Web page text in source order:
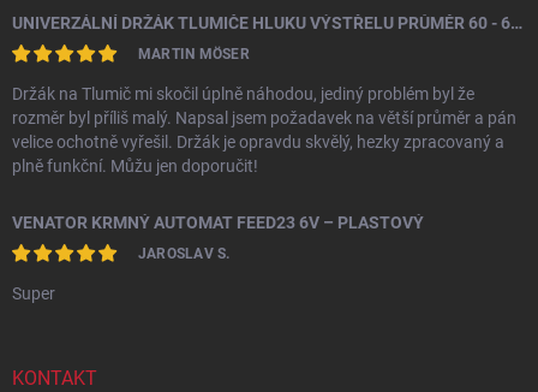
UNIVERZÁLNÍ DRŽÁK TLUMIČE HLUKU VÝSTŘELU PRŮMĚR 60 - 64,5 MM
MARTIN MÖSER
Držák na Tlumič mi skočil úplně náhodou, jediný problém byl že
rozměr byl příliš malý. Napsal jsem požadavek na větší průměr a pán
velice ochotně vyřešil. Držák je opravdu skvělý, hezky zpracovaný a
plně funkční. Můžu jen doporučit!
VENATOR KRMNÝ AUTOMAT FEED23 6V – PLASTOVÝ
JAROSLAV S.
Super
KONTAKT